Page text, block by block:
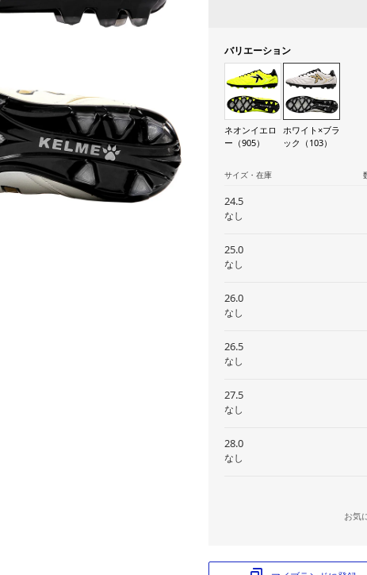
バリエーション
ネオンイエロ
ー（905）
ホワイト×ブラ
ック（103）
サイズ・在庫
24.5
なし
25.0
なし
26.0
なし
26.5
なし
27.5
なし
28.0
なし
お気